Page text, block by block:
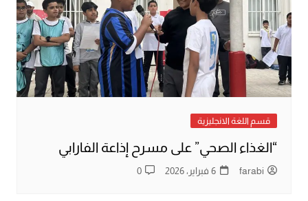
قسم اللغة الانجليزية
“الغذاء الصحي” على مسرح إذاعة الفارابي
farabi 6 فبراير، 2026 0